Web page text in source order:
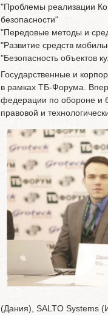
"Проблемы реализации
безопасности"
"Передовые методы и
"Развитие средств
"Безопасность объектов
Государственные и
в рамках ТБ-Форума.
федерации по обороне и
правовой и
(Дания), SALTO Systems